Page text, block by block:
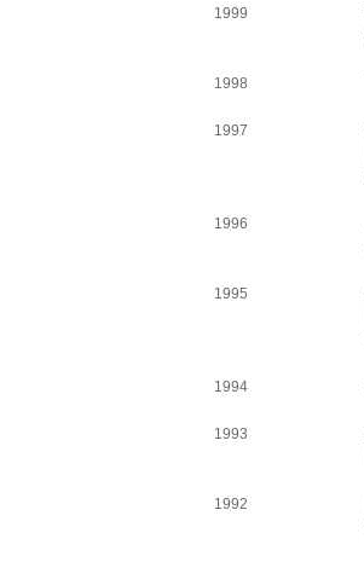
1999
1998
1997
1996
1995
1994
1993
1992